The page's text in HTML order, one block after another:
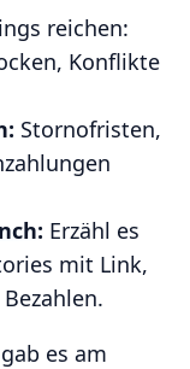
reichen:
Konflikte
Stornofristen,
Erzähl es
mit Link,
es am